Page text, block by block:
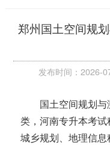
郑州国土空间规
发布时间：2026-
国土空间规划与
类，河南专升本考
城乡规划、地理信息